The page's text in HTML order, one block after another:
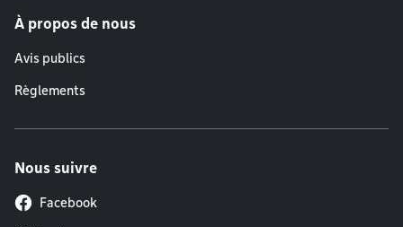
À propos de nous
Avis publics
Règlements
Nous suivre
Facebook